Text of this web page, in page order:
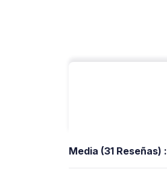
Media (31 Reseñas) :